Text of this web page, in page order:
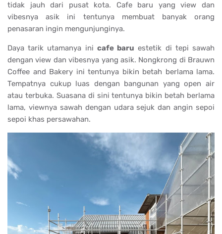
tidak jauh dari pusat kota. Cafe baru yang view dan
vibesnya asik ini tentunya membuat banyak orang
penasaran ingin mengunjunginya.
Daya tarik utamanya ini cafe baru estetik di tepi sawah
dengan view dan vibesnya yang asik. Nongkrong di Brauwn
Coffee and Bakery ini tentunya bikin betah berlama lama.
Tempatnya cukup luas dengan bangunan yang open air
atau terbuka. Suasana di sini tentunya bikin betah berlama
lama, viewnya sawah dengan udara sejuk dan angin sepoi
sepoi khas persawahan.